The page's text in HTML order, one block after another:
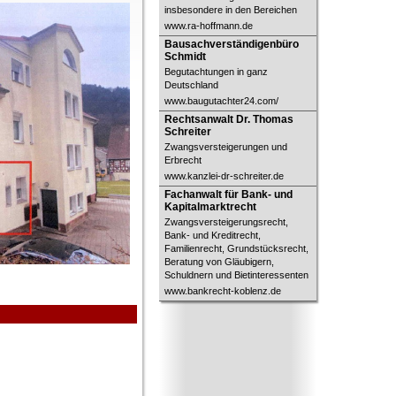
insbesondere in den Bereichen
www.ra-hoffmann.de
Bausachverständigenbüro Schmidt
Bausachverständigenbüro
Schmidt
Begutachtungen in ganz
Deutschland
www.baugutachter24.com/
Rechtsanwalt Dr. Thomas Schreiter
Rechtsanwalt Dr. Thomas
Schreiter
Zwangsversteigerungen und
Erbrecht
www.kanzlei-dr-schreiter.de
Fachanwalt für Bank- und
Kapitalmarktrecht
Fachanwalt für Bank- und
Kapitalmarktrecht
Zwangsversteigerungsrecht,
Bank- und Kreditrecht,
Familienrecht, Grundstücksrecht,
Beratung von Gläubigern,
Schuldnern und Bietinteressenten
www.bankrecht-koblenz.de